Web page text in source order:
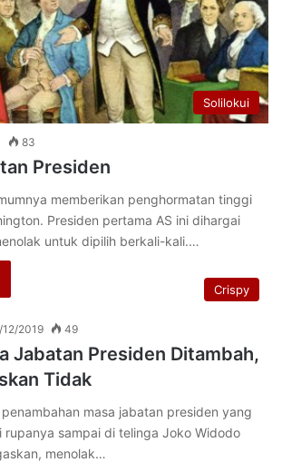
Solilokui
83
Presiden
memberikan penghormatan tinggi
Presiden pertama AS ini dihargai
untuk dipilih berkali-kali.…
Crispy
2019 49
Jabatan Presiden Ditambah,
Tidak
penambahan masa jabatan presiden yang
rupanya sampai di telinga Joko Widodo
menolak…